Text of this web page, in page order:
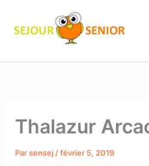
contenu
Thalazur
Parsensej /février 5, 2019